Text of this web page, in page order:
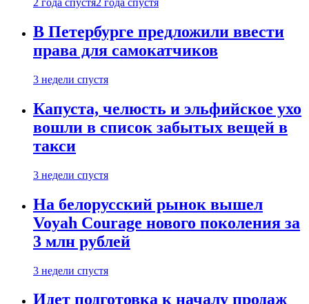
2 года спустя2 года спустя
В Петербурге предложили ввести
права для самокатчиков
3 недели спустя
Капуста, челюсть и эльфийское ухо
вошли в список забытых вещей в
такси
3 недели спустя
На белорусский рынок вышел
Voyah Courage нового поколения за
3 млн рублей
3 недели спустя
Идет подготовка к началу продаж